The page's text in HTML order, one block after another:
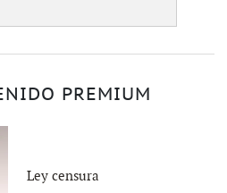
PREMIUM
Ley censura